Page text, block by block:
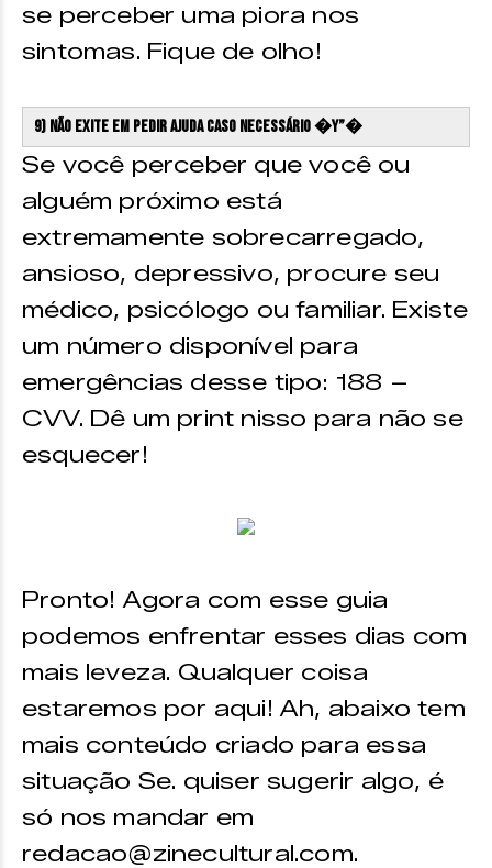
se perceber uma piora nos
sintomas. Fique de olho!
9) Não exite em pedir ajuda caso necessário �Y”�
Se você perceber que você ou
alguém próximo está
extremamente sobrecarregado,
ansioso, depressivo, procure seu
médico, psicólogo ou familiar. Existe
um número disponível para
emergências desse tipo: 188 –
CVV. Dê um print nisso para não se
esquecer!
Pronto! Agora com esse guia
podemos enfrentar esses dias com
mais leveza. Qualquer coisa
estaremos por aqui! Ah, abaixo tem
mais conteúdo criado para essa
situação Se. quiser sugerir algo, é
só nos mandar em
redacao@zinecultural.com.